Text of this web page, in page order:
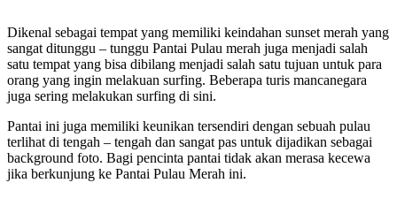
Dikenal sebagai tempat yang memiliki keindahan sunset merah yang
sangat ditunggu – tunggu Pantai Pulau merah juga menjadi salah
satu tempat yang bisa dibilang menjadi salah satu tujuan untuk para
orang yang ingin melakuan surfing. Beberapa turis mancanegara
juga sering melakukan surfing di sini.
Pantai ini juga memiliki keunikan tersendiri dengan sebuah pulau
terlihat di tengah – tengah dan sangat pas untuk dijadikan sebagai
background foto. Bagi pencinta pantai tidak akan merasa kecewa
jika berkunjung ke Pantai Pulau Merah ini.